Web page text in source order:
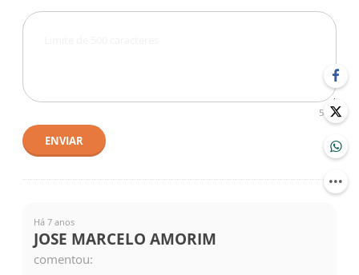
500
ENVIAR
Há 7 anos
JOSE MARCELO AMORIM
comentou: